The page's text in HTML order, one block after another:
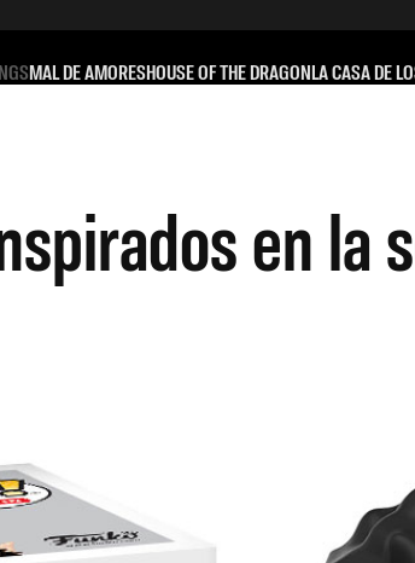
MAL DE AMORESHOUSE OF THE DRAGONLA CASA DE
en la